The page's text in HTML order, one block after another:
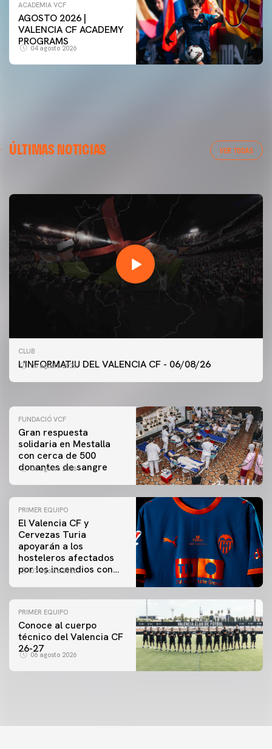
ACADEMIA VCF
AGOSTO 2026 |
VALENCIA CF ACADEMY
PROGRAMS
04 agosto 2026
ÚLTIMAS NOTICIAS VER TODAS
ENTRENAMIENTO DEL VALENCIA CF 7/8/2026
CLUB
L'INFORMATIU DEL VALENCIA CF - 06/08/26
06 agosto 2026
PRIMER EQUIPO
ENTRENAMIENTO DEL VALENCIA CF 6/8/2026
FUNDACIÓ VCF
Gran respuesta
solidaria en Mestalla
con cerca de 500
donantes de sangre
06 agosto 2026
PRIMER EQUIPO
El Valencia CF y
Cervezas Turia
apoyarán a los
hosteleros afectados
por los incendios con
07 agosto 2026
PRIMER EQUIPO
Conoce al cuerpo
técnico del Valencia CF
26-27
06 agosto 2026